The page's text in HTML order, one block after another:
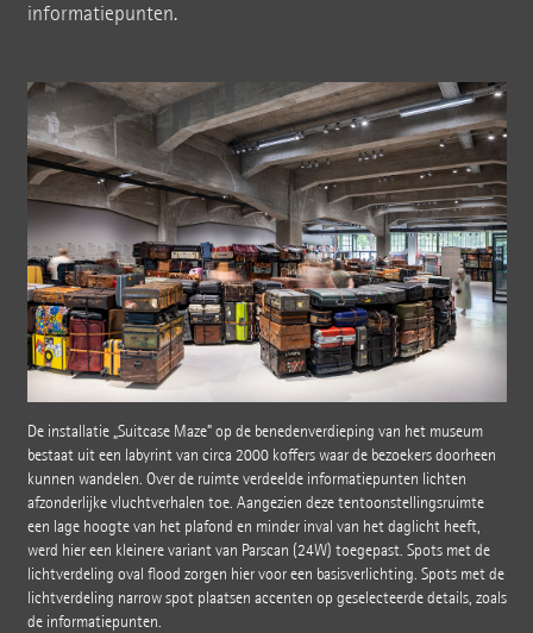
informatiepunten.
De installatie „Suitcase Maze” op de benedenverdieping van het museum
bestaat uit een labyrint van circa 2000 koffers waar de bezoekers doorheen
kunnen wandelen. Over de ruimte verdeelde informatiepunten lichten
afzonderlijke vluchtverhalen toe. Aangezien deze tentoonstellingsruimte
een lage hoogte van het plafond en minder inval van het daglicht heeft,
werd hier een kleinere variant van Parscan (24W) toegepast. Spots met de
lichtverdeling oval flood zorgen hier voor een basisverlichting. Spots met de
lichtverdeling narrow spot plaatsen accenten op geselecteerde details, zoals
de informatiepunten.